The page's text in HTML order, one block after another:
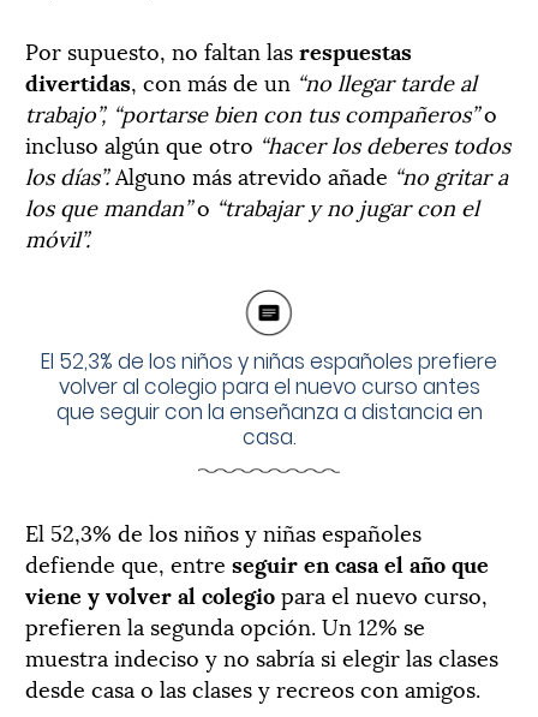
Por supuesto, no faltan lasrespuestas
divertidas, con más de un “no llegar tarde al
trabajo”, “portarse bien con tus compañeros”o
incluso algún que otro “hacer los deberes todos
los días”.Alguno más atrevido añade “no gritar a
los que mandan”o “trabajar y no jugar con el
móvil”.
El 52,3% de los niños y niñas españoles prefiere
volver al colegio para el nuevo curso antes
que seguir con la enseñanza a distancia en
casa.
El 52,3% de los niños y niñas españoles
defiende que, entre seguir en casa el año que
viene y volver al colegiopara el nuevo curso,
prefieren la segunda opción. Un 12% se
muestra indeciso y no sabría si elegir las clases
desde casa o las clases y recreos con amigos.